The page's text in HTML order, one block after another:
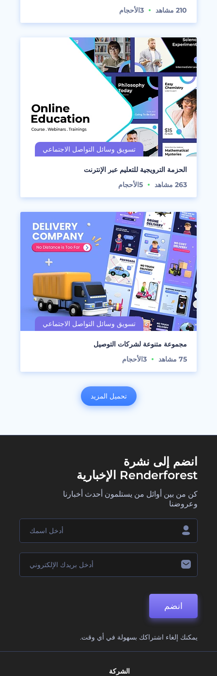
210 مشاهد 3الأحجام
الحزمة الترويجية للتعليم عبر الإنترنت
263 مشاهد 5الأحجام
مجموعة متنوعة لشركات التوصيل
75 مشاهد 3الأحجام
تحميل المزيد
انضم إلى نشرة
Renderforest الإخبارية
كن من بين أوائل من يستلمون أحدث أخبارنا
وعروضنا
انضم
يمكنك إلغاء اشتراكك بسهولة في أي وقت.
الشركة